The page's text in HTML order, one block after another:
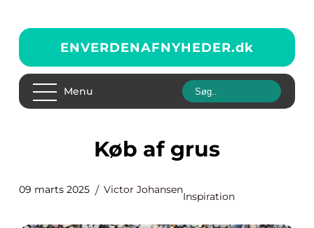
ENVERDENAFNYHEDER.dk
Menu
Køb af grus
09 marts 2025 Victor Johansen
Inspiration